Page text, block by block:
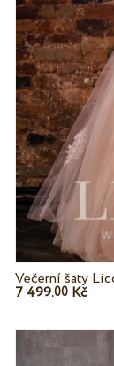
Večerní šaty
7 499.00Kč